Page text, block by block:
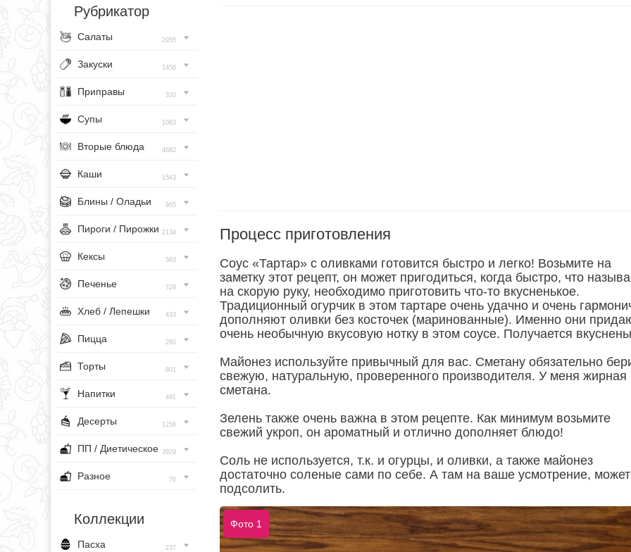
Рубрикатор
Салаты 2955
Закуски 1456
Приправы 320
Супы 1083
Вторые блюда 4682
Каши 1543
Блины / Оладьи 965
Пироги / Пирожки 2134
Кексы 563
Печенье 728
Хлеб / Лепешки 433
Пицца 260
Торты 801
Напитки 491
Десерты 1256
ПП / Диетическое 3929
Разное 76
Коллекции
Пасха 237
Процесс приготовления
Соус «Тартар» с оливками готовится быстро и легко! Возьмите на
заметку этот рецепт, он может пригодиться, когда быстро, что
на скорую руку, необходимо приготовить что-то вкусненькое.
Традиционный огурчик в этом тартаре очень удачно и очень
дополняют оливки без косточек (маринованные). Именно они
очень необычную вкусовую нотку в этом соусе. Получается
Майонез используйте привычный для вас. Сметану обязательно
свежую, натуральную, проверенного производителя. У меня жирная
сметана.
Зелень также очень важна в этом рецепте. Как минимум возьмите
свежий укроп, он ароматный и отлично дополняет блюдо!
Соль не используется, т.к. и огурцы, и оливки, а также майонез
достаточно соленые сами по себе. А там на ваше усмотрение,
подсолить.
Фото 1